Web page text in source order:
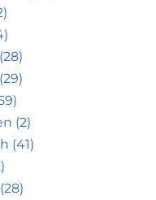
(2)
(41)